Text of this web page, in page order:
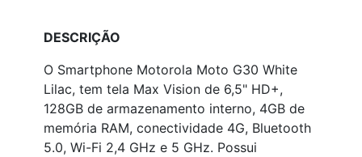
DESCRIÇÃO
O Smartphone Motorola Moto G30 White
Lilac, tem tela Max Vision de 6,5" HD+,
128GB de armazenamento interno, 4GB de
memória RAM, conectividade 4G, Bluetooth
5.0, Wi-Fi 2,4 GHz e 5 GHz. Possui